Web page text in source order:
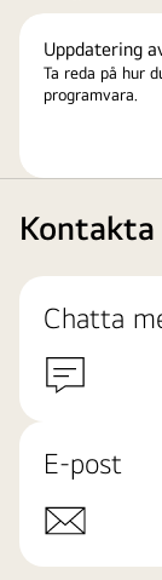
Uppdatering
Ta reda på hur
programvara.
Kontakta
Chatta
E-post